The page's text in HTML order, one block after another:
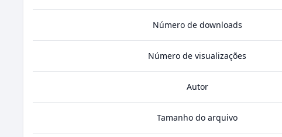
Número de downloads
Número de visualizações
Autor
Tamanho do arquivo